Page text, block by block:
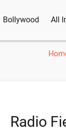
Bollywood All
Radio